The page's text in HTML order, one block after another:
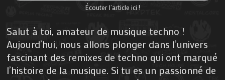
Écouter l’article ici !
Salut à toi, amateur de musique techno !
Aujourd’hui, nous allons plonger dans l’univers
fascinant des remixes de techno qui ont marqué
l’histoire de la musique. Si tu es un passionné de